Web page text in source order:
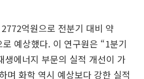
억원으로 전분기 대비 약
예상했다. 이 연구원은 “1분기
생에너지 부문의 실적 개선이 가
며 화학 역시 예상보다 강한 실적